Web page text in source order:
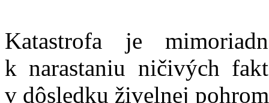
Katastrofa je
k narastaniu ničivých
v dôsledku živelnej